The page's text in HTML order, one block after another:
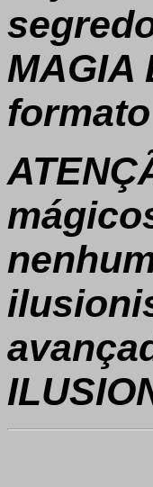
MAGIA